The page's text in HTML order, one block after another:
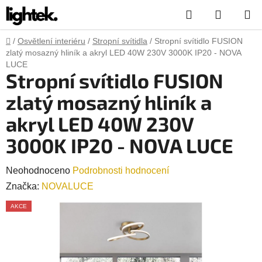
Přejít
na
obsah
Hledat
KOŠÍK
Domů
/ Osvětlení interiéru / Stropní svítidla / Stropní svítidlo FUSION
zlatý mosazný hliník a akryl LED 40W 230V 3000K IP20 - NOVA
LUCE
Stropní svítidlo FUSION
zlatý mosazný hliník a
akryl LED 40W 230V
3000K IP20 - NOVA LUCE
Průměrné
hodnocení
produktu
Neohodnoceno Podrobnosti hodnocení
Značka: NOVALUCE
AKCE